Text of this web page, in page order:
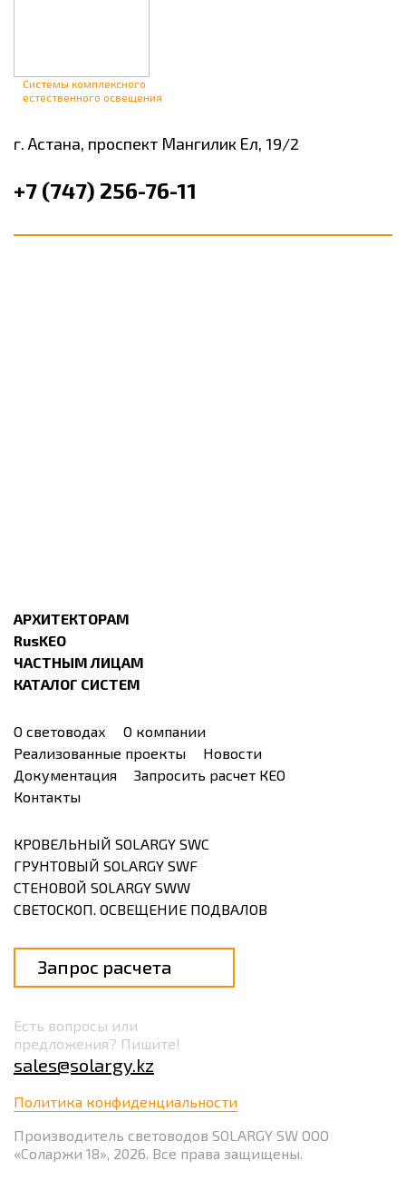
Системы комплексного
естественного освещения
г. Астана, проспект Мангилик Ел, 19/2
+7 (747) 256-76-11
АРХИТЕКТОРАМ
RusKEO
ЧАСТНЫМ ЛИЦАМ
КАТАЛОГ СИСТЕМ
О световодах
О компании
Реализованные проекты
Новости
Документация
Запросить расчет КЕО
Контакты
КРОВЕЛЬНЫЙ SOLARGY SWC
ГРУНТОВЫЙ SOLARGY SWF
СТЕНОВОЙ SOLARGY SWW
СВЕТОСКОП. ОСВЕЩЕНИЕ ПОДВАЛОВ
Запрос расчета
Есть вопросы или
предложения? Пишите!
sales@solargy.kz
Политика конфиденциальности
Производитель световодов SOLARGY SW ООО
«Соларжи 18», 2026. Все права защищены.